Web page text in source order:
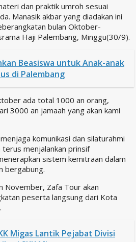
dan praktik umroh sesuai
Manasik akbar yang diadakan ini
bulan Oktober-
Haji Palembang, Minggu(30/9).
Beasiswa untuk Anak-anak
di Palembang
ada total 1000 an orang,
3000 an jamaah yang akan kami
komunikasi dan silaturahmi
menjalankan prinsif
sistem kemitraan dalam
bergabung.
November, Zafa Tour akan
peserta langsung dari Kota
Migas Lantik Pejabat Divisi